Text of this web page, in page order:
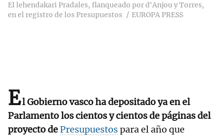
El lehendakari Pradales, flanqueado por d'Anjou y Torres,
en el registro de los Presupuestos
EUROPA PRESS
El Gobierno vasco ha depositado ya en el
Parlamento los cientos y cientos de páginas del
proyecto dePresupuestospara el año que